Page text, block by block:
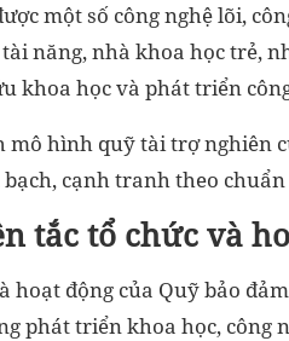
một số công nghệ lõi,
năng, nhà khoa học trẻ,
khoa học và phát triển
hình quỹ tài trợ nghiên
cạnh tranh theo chuẩn
tắc tổ chức và
hoạt động của Quỹ bảo
phát triển khoa học, công